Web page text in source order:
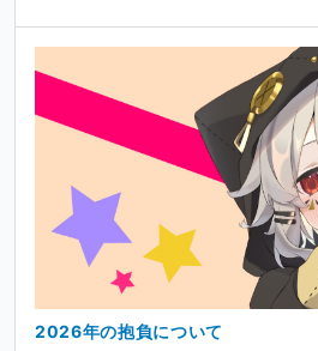
2026年の抱負について